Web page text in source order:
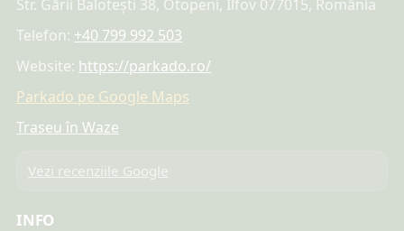
Str. Gării Balotești 38, Otopeni, Ilfov 077015, România
Telefon: +40 799 992 503
Website: https://parkado.ro/
Parkado pe Google Maps
Traseu în Waze
Vezi recenziile Google
INFO